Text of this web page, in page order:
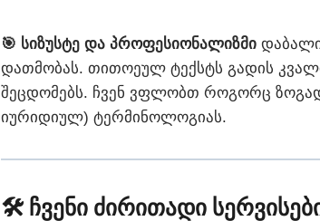
🎯 სიზუსტე და პროფესიონალიზმი დაბალი
დათმობას. თითოეულ ტექსტს გადის
შეცდომებს. ჩვენ ვფლობთ როგორც
იურიდიულ) ტერმინოლოგიას.
🛠️ ჩვენი ძირითადი